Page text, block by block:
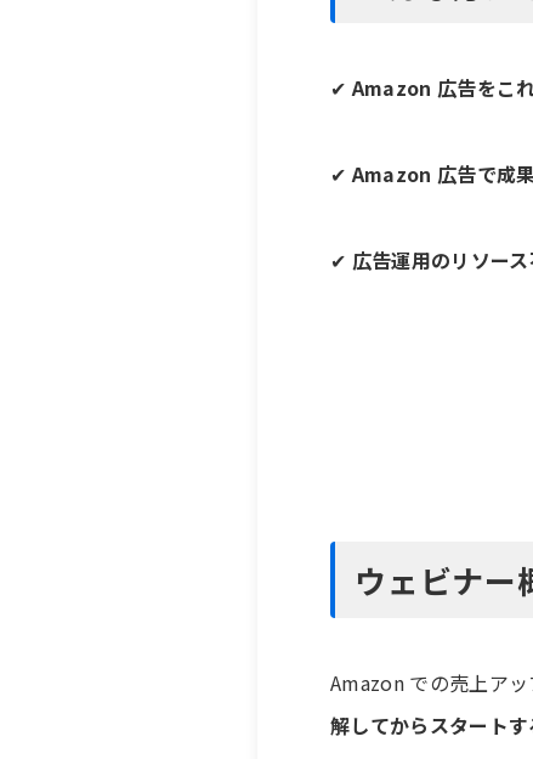
✔Amazon 広告をこ
✔Amazon 広告で成
✔ 広告運用のリソー
ウェビナー
Amazon での売上アッ
解してからスタート